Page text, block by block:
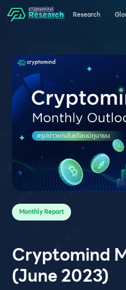
Research
Monthly Report
Cryptomind
(June 2023)